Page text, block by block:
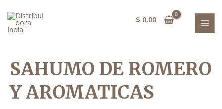
contenido
$ 0,00
SAHUMO DE ROMERO
Y AROMATICAS